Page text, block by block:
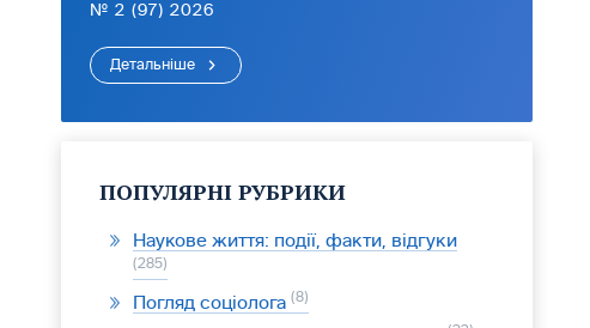
№ 2 (97) 2026
Детальніше
ПОПУЛЯРНІ РУБРИКИ
Наукове життя: події, факти, відгуки
285
Погляд соціолога 8